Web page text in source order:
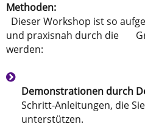
Methoden:
Dieser Workshop ist so
und praxisnah durch die
werden:
Demonstrationen durch
Schritt-Anleitungen, die
unterstützen.